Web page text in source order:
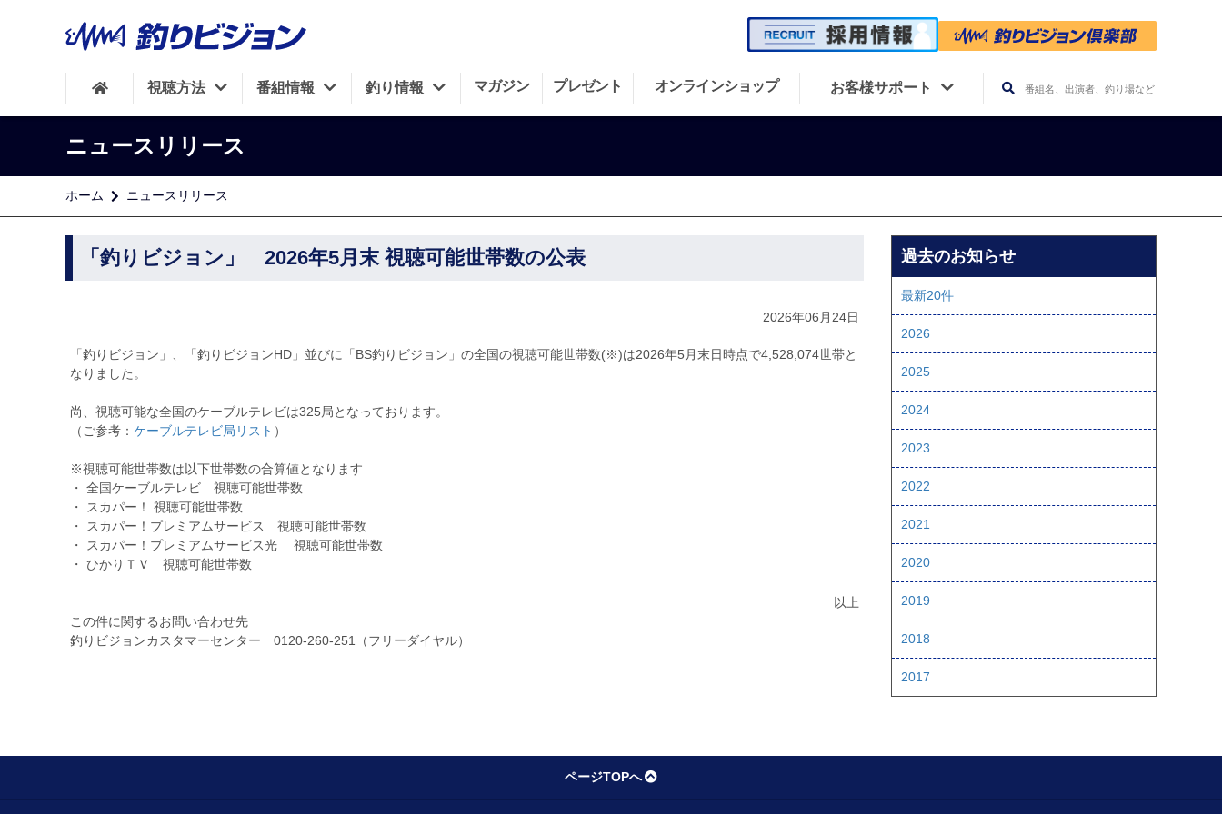
視聴方法 番組情報 釣り情報 マガジン プレゼント オンラインショップ お客様サポート
ニュースリリース
ホーム ニュースリリース
「釣りビジョン」 2026年5月末 視聴可能世帯数の公表
2026年06月24日
「釣りビジョン」、「釣りビジョンHD」並びに「BS釣りビジョン」の全国の視聴可能世帯数(※)は2026年5月末日時点で4,528,074世帯と
なりました。
尚、視聴可能な全国のケーブルテレビは325局となっております。
（ご参考： ケーブルテレビ局リスト ）
※視聴可能世帯数は以下世帯数の合算値となります
・ 全国ケーブルテレビ 視聴可能世帯数
・ スカパー！ 視聴可能世帯数
・ スカパー！プレミアムサービス 視聴可能世帯数
・ スカパー！プレミアムサービス光 視聴可能世帯数
・ ひかりＴＶ 視聴可能世帯数
以上
この件に関するお問い合わせ先
釣りビジョンカスタマーセンター 0120-260-251（フリーダイヤル）
過去のお知らせ
最新20件
2026
2025
2024
2023
2022
2021
2020
2019
2018
2017
ページTOPへ